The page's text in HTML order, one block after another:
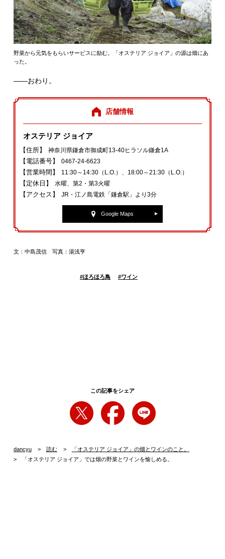
野菜から元気をもらいサービスに励む。「オステリア ジョイア」の源は畑にあ
った。
――おわり。
店舗情報
オステリア ジョイア
【住所】 神奈川県鎌倉市御成町13‐40ヒラソル鎌倉1A
【電話番号】 0467‐24‐6623
【営業時間】 11:30～14:30（L.O.）、18:00～21:30（L.O.）
【定休日】 水曜、第2・第3火曜
【アクセス】 JR・江ノ島電鉄「鎌倉駅」より3分
Google Maps
文：中島茂信 写真：湯浅亨
#ほろほろ鳥 #ワイン
この記事をシェア
dancyu 読む
「オステリア ジョイア」の畑とワインのこと。
「オステリア ジョイア」では畑の野菜とワインを愉しめる。